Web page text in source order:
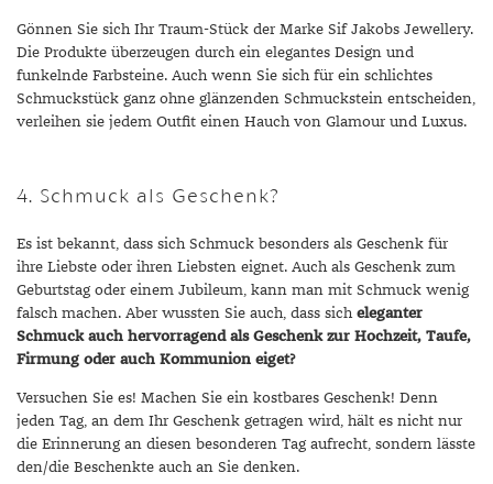
Gönnen Sie sich Ihr Traum-Stück der Marke Sif Jakobs Jewellery.
Die Produkte überzeugen durch ein elegantes Design und
funkelnde Farbsteine. Auch wenn Sie sich für ein schlichtes
Schmuckstück ganz ohne glänzenden Schmuckstein entscheiden,
verleihen sie jedem Outfit einen Hauch von Glamour und Luxus.
4. Schmuck als Geschenk?
Es ist bekannt, dass sich Schmuck besonders als Geschenk für
ihre Liebste oder ihren Liebsten eignet. Auch als Geschenk zum
Geburtstag oder einem Jubileum, kann man mit Schmuck wenig
falsch machen. Aber wussten Sie auch, dass sich eleganter
Schmuck auch hervorragend als Geschenk zur Hochzeit, Taufe,
Firmung oder auch Kommunion eiget?
Versuchen Sie es! Machen Sie ein kostbares Geschenk! Denn
jeden Tag, an dem Ihr Geschenk getragen wird, hält es nicht nur
die Erinnerung an diesen besonderen Tag aufrecht, sondern lässte
den/die Beschenkte auch an Sie denken.